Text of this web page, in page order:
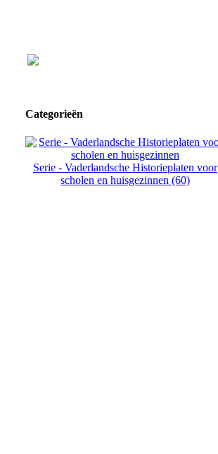
Categorieën
Serie - Vaderlandsche Historieplaten voor
scholen en huisgezinnen (60)